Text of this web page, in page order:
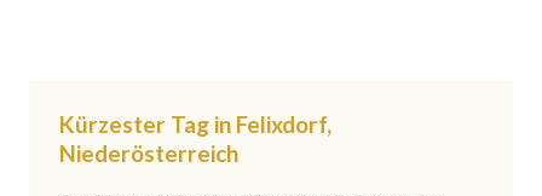
Kürzester Tag in Felixdorf,
Niederösterreich